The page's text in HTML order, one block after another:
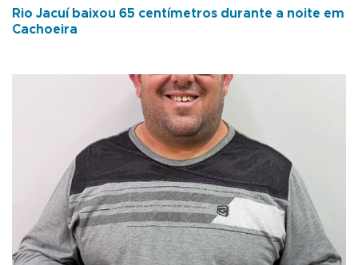
Rio Jacuí baixou 65 centímetros durante a noite em
Cachoeira